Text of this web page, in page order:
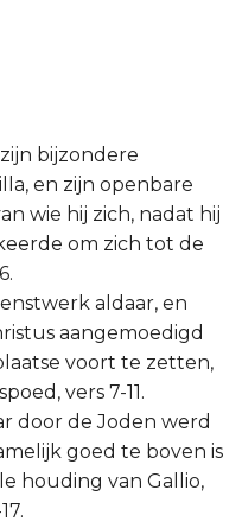
bijzondere
en zijn openbare
wie hij zich, nadat hij
om zich tot de
aldaar, en
aangemoedigd
voort te zetten,
vers 7-11.
door de Joden werd
goed te boven is
houding van Gallio,